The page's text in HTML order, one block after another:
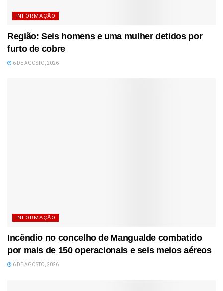
INFORMAÇÃO
Região: Seis homens e uma mulher detidos por
furto de cobre
6 DE AGOSTO, 2026
INFORMAÇÃO
Incêndio no concelho de Mangualde combatido
por mais de 150 operacionais e seis meios aéreos
6 DE AGOSTO, 2026